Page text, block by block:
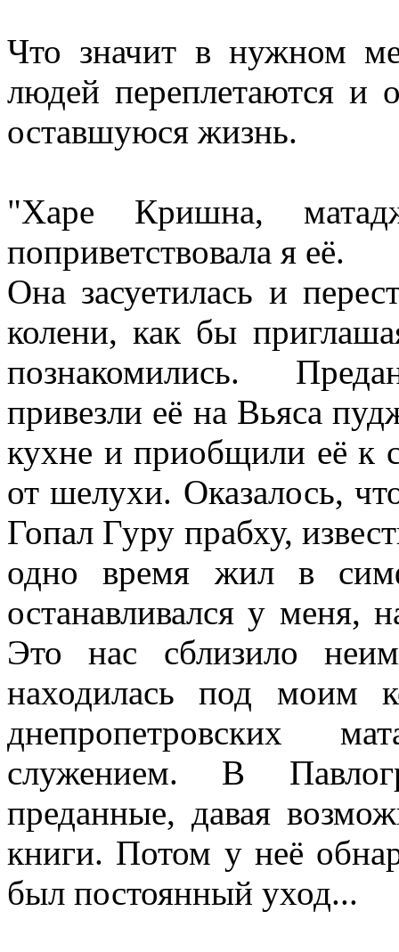
Что значит в нужном
людей переплетаются и
оставшуюся жизнь.
"Харе Кришна,
поприветствовала я её.
Она засуетилась и
колени, как бы
познакомились.
привезли её на Вьяса
кухне и приобщили её к
от шелухи. Оказалось,
Гопал Гуру прабху,
одно время жил в
останавливался у меня,
Это нас сблизило
находилась под моим
днепропетровских
служением. В
преданные, давая
книги. Потом у неё
был постоянный уход...